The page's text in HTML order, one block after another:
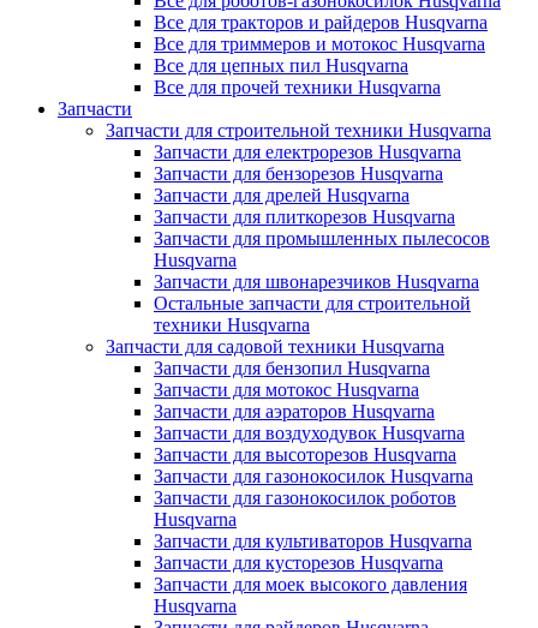
Все для тракторов и райдеров Husqvarna
Все для триммеров и мотокос Husqvarna
Все для цепных пил Husqvarna
Все для прочей техники Husqvarna
Запчасти
Запчасти для строительной техники Husqvarna
Запчасти для електрорезов Husqvarna
Запчасти для бензорезов Husqvarna
Запчасти для дрелей Husqvarna
Запчасти для плиткорезов Husqvarna
Запчасти для промышленных пылесосов
Husqvarna
Запчасти для швонарезчиков Husqvarna
Остальные запчасти для строительной
техники Husqvarna
Запчасти для садовой техники Husqvarna
Запчасти для бензопил Husqvarna
Запчасти для мотокос Husqvarna
Запчасти для аэраторов Husqvarna
Запчасти для воздуходувок Husqvarna
Запчасти для высоторезов Husqvarna
Запчасти для газонокосилок Husqvarna
Запчасти для газонокосилок роботов
Husqvarna
Запчасти для культиваторов Husqvarna
Запчасти для кусторезов Husqvarna
Запчасти для моек высокого давления
Husqvarna